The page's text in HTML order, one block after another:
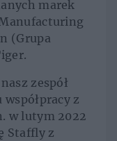
marek
(Grupa
zespół
z
w lutym 2022
Staffly z